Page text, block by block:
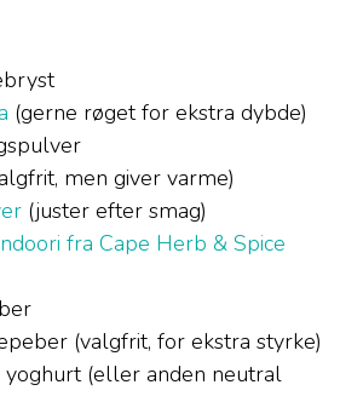
(gerne røget for ekstra dybde)
men giver varme)
(juster efter smag)
fra Cape Herb & Spice
(valgfrit, for ekstra styrke)
(eller anden neutral